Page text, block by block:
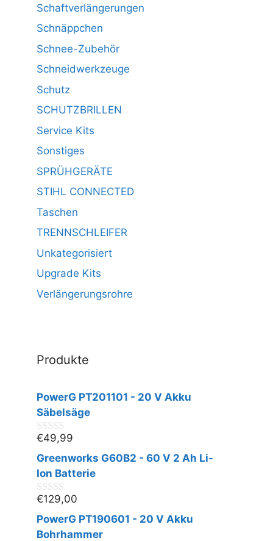
Schaftverlängerungen
Schnäppchen
Schnee-Zubehör
Schneidwerkzeuge
Schutz
SCHUTZBRILLEN
Service Kits
Sonstiges
SPRÜHGERÄTE
STIHL CONNECTED
Taschen
TRENNSCHLEIFER
Unkategorisiert
Upgrade Kits
Verlängerungsrohre
Produkte
PowerG PT201101 - 20 V Akku
Säbelsäge
0
v
o
n
€49,99
Greenworks G60B2 - 60 V 2 Ah Li-
Ion Batterie
0
v
o
n
€129,00
PowerG PT190601 - 20 V Akku
Bohrhammer